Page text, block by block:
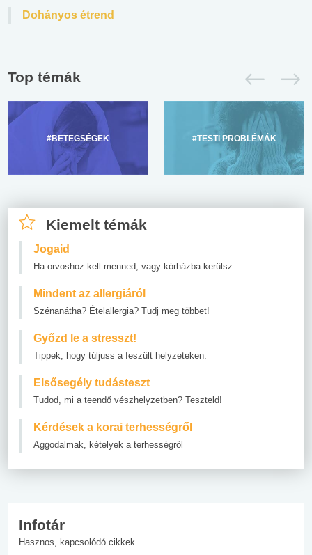
Dohányos étrend
Top témák
#BETEGSÉGEK #TESTI PROBLÉMÁK
Kiemelt témák
Jogaid
Ha orvoshoz kell menned, vagy kórházba kerülsz
Mindent az allergiáról
Szénanátha? Ételallergia? Tudj meg többet!
Győzd le a stresszt!
Tippek, hogy túljuss a feszült helyzeteken.
Elsősegély tudásteszt
Tudod, mi a teendő vészhelyzetben? Teszteld!
Kérdések a korai terhességről
Aggodalmak, kételyek a terhességről
Infotár
Hasznos, kapcsolódó cikkek